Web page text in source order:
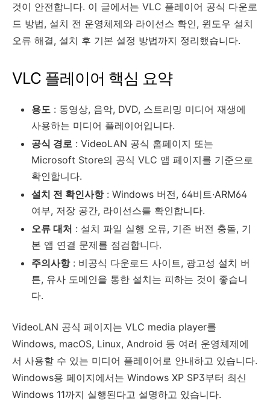
것이 안전합니다. 이 글에서는 VLC 플레이어 공식 다운로
드 방법, 설치 전 운영체제와 라이선스 확인, 윈도우 설치
오류 해결, 설치 후 기본 설정 방법까지 정리했습니다.
VLC 플레이어 핵심 요약
용도 : 동영상, 음악, DVD, 스트리밍 미디어 재생에
사용하는 미디어 플레이어입니다.
공식 경로 : VideoLAN 공식 홈페이지 또는
Microsoft Store의 공식 VLC 앱 페이지를 기준으로
확인합니다.
설치 전 확인사항: Windows 버전, 64비트·ARM64
여부, 저장 공간, 라이선스를 확인합니다.
오류 대처 : 설치 파일 실행 오류, 기존 버전 충돌, 기
본 앱 연결 문제를 점검합니다.
주의사항: 비공식 다운로드 사이트, 광고성 설치 버
튼, 유사 도메인을 통한 설치는 피하는 것이 좋습니
다.
VideoLAN 공식 페이지는 VLC media player를
Windows, macOS, Linux, Android 등 여러 운영체제에
서 사용할 수 있는 미디어 플레이어로 안내하고 있습니다.
Windows용 페이지에서는 Windows XP SP3부터 최신
Windows 11까지 실행된다고 설명하고 있습니다.